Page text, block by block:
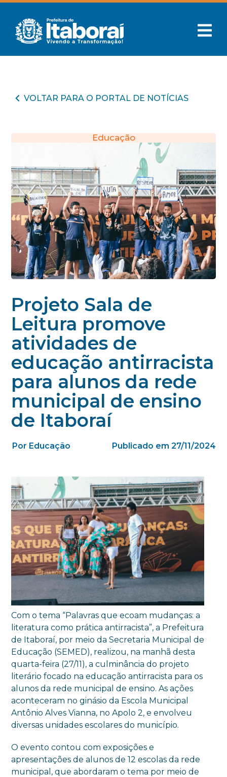
VOLTAR PARA O PORTAL DE NOTÍCIAS
Educação
Projeto Sala de
Leitura promove
atividades de
educação antirracista
para alunos da rede
municipal de ensino
de Itaboraí
Por Educação Publicado em 27/11/2024
Com o tema “Palavras que ecoam mudanças: a
literatura como prática antirracista”, a Prefeitura
de Itaboraí, por meio da Secretaria Municipal de
Educação (SEMED), realizou, na manhã desta
quarta-feira (27/11), a culminância do projeto
literário focado na educação antirracista para os
alunos da rede municipal de ensino. As ações
aconteceram no ginásio da Escola Municipal
Antônio Alves Vianna, no Apolo 2, e envolveu
diversas unidades escolares do município.
O evento contou com exposições e
apresentações de alunos de 12 escolas da rede
municipal, que abordaram o tema por meio de